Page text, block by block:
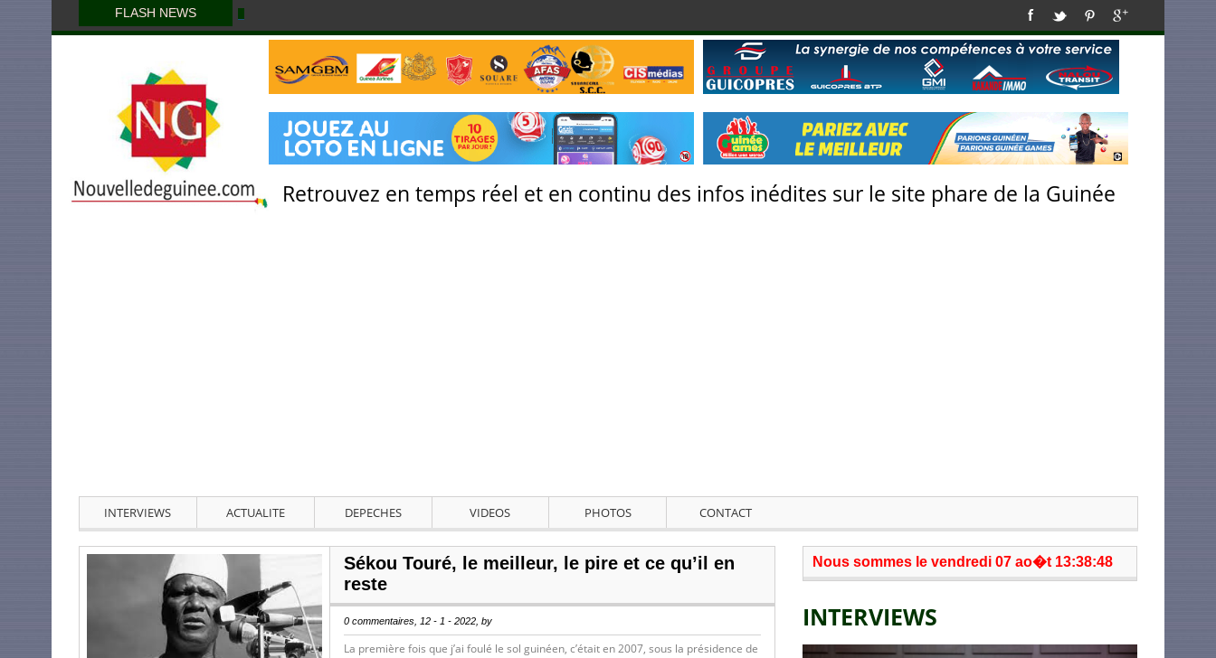
FLASH NEWS
Retrouvez en temps réel et en continu des infos inédites sur le site phare de la Guinée
INTERVIEWS ACTUALITE DEPECHES VIDEOS PHOTOS CONTACT
Sékou Touré, le meilleur, le pire et ce qu’il en
reste
0 commentaires, 12 - 1 - 2022, by
La première fois que j’ai foulé le sol guinéen, c’était en 2007, sous la présidence de
Nous sommes le vendredi 07 ao�t 13:38:48
INTERVIEWS